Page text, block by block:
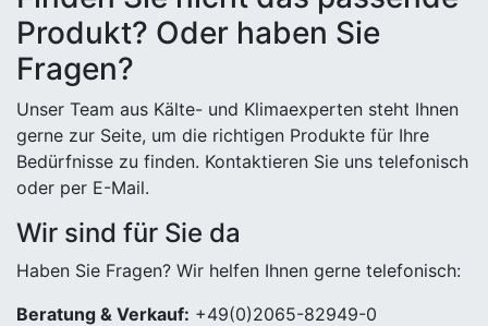
Produkt? Oder haben Sie
Fragen?
Unser Team aus Kälte- und Klimaexperten steht Ihnen
gerne zur Seite, um die richtigen Produkte für Ihre
Bedürfnisse zu finden. Kontaktieren Sie uns telefonisch
oder per E-Mail.
Wir sind für Sie da
Haben Sie Fragen? Wir helfen Ihnen gerne telefonisch:
Beratung & Verkauf: +49(0)2065-82949-0